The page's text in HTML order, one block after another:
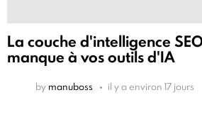
La couche d'intelligence
manque à vos outils d'IA
by manuboss il y a environ 17 jours